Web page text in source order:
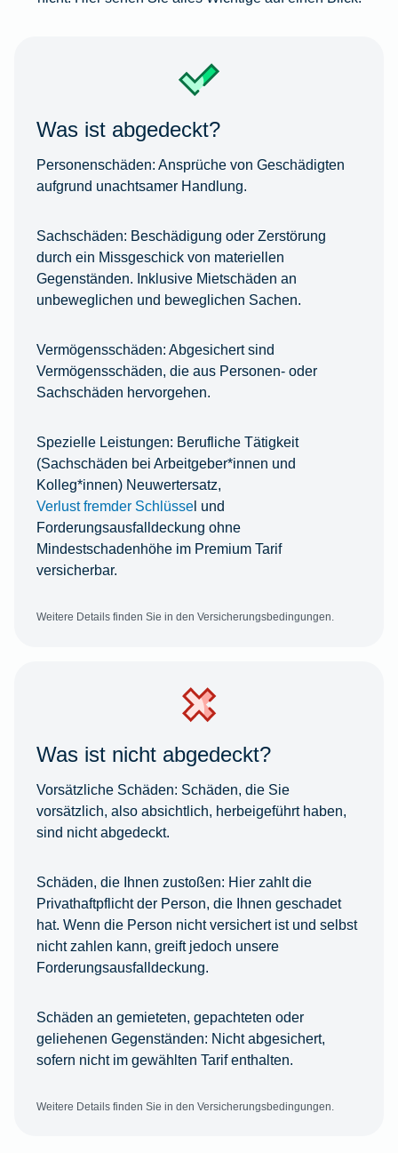
Was ist abgedeckt?
Personenschäden: Ansprüche von Geschädigten
aufgrund unachtsamer Handlung.
Sachschäden: Beschädigung oder Zerstörung
durch ein Missgeschick von materiellen
Gegenständen. Inklusive Mietschäden an
unbeweglichen und beweglichen Sachen.
Vermögensschäden: Abgesichert sind
Vermögensschäden, die aus Personen- oder
Sachschäden hervorgehen.
Spezielle Leistungen: Berufliche Tätigkeit
(Sachschäden bei Arbeitgeber*innen und
Kolleg*innen) Neuwertersatz,
Verlust fremder Schlüssel und
Forderungsausfalldeckung ohne
Mindestschadenhöhe im Premium Tarif
versicherbar.
Weitere Details finden Sie in den Versicherungsbedingungen.
Was ist nicht abgedeckt?
Vorsätzliche Schäden: Schäden, die Sie
vorsätzlich, also absichtlich, herbeigeführt haben,
sind nicht abgedeckt.
Schäden, die Ihnen zustoßen: Hier zahlt die
Privathaftpflicht der Person, die Ihnen geschadet
hat. Wenn die Person nicht versichert ist und selbst
nicht zahlen kann, greift jedoch unsere
Forderungsausfalldeckung.
Schäden an gemieteten, gepachteten oder
geliehenen Gegenständen: Nicht abgesichert,
sofern nicht im gewählten Tarif enthalten.
Weitere Details finden Sie in den Versicherungsbedingungen.